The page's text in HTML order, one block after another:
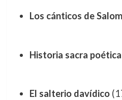
Los cánticos de
Historia sacra
El salterio davídico